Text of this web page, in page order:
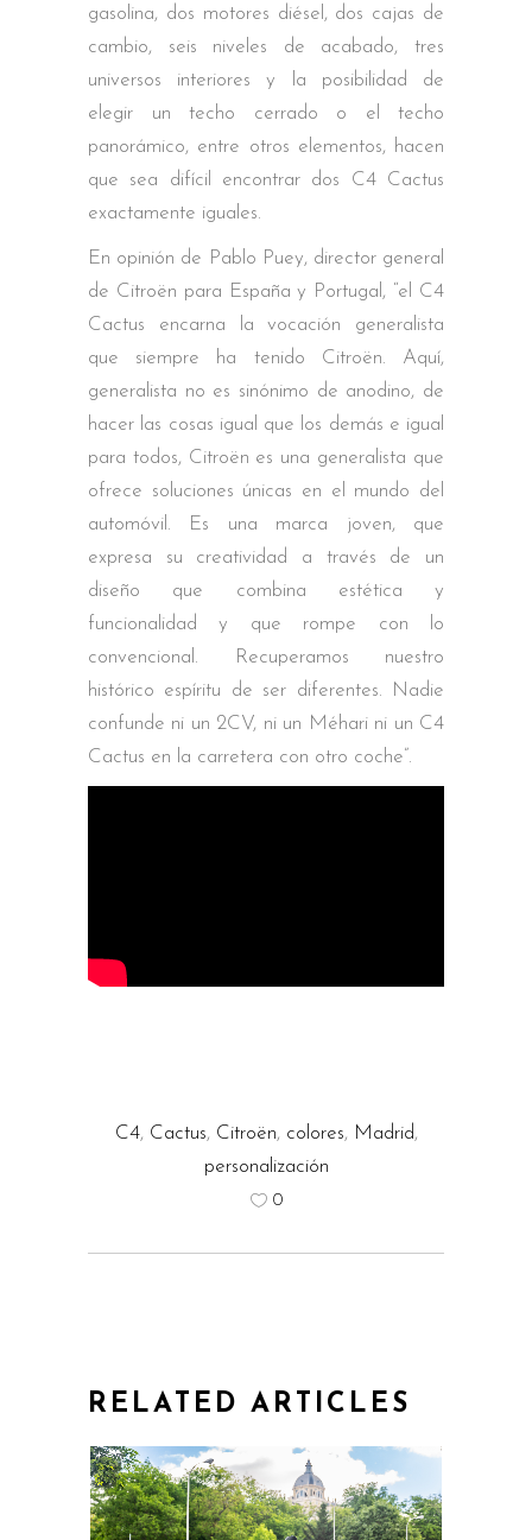
gasolina, dos motores diésel, dos cajas de
cambio, seis niveles de acabado, tres
universos interiores y la posibilidad de
elegir un techo cerrado o el techo
panorámico, entre otros elementos, hacen
que sea difícil encontrar dos C4 Cactus
exactamente iguales.
En opinión de Pablo Puey, director general
de Citroën para España y Portugal, “el C4
Cactus encarna la vocación generalista
que siempre ha tenido Citroën. Aquí,
generalista no es sinónimo de anodino, de
hacer las cosas igual que los demás e igual
para todos, Citroën es una generalista que
ofrece soluciones únicas en el mundo del
automóvil. Es una marca joven, que
expresa su creatividad a través de un
diseño que combina estética y
funcionalidad y que rompe con lo
convencional. Recuperamos nuestro
histórico espíritu de ser diferentes. Nadie
confunde ni un 2CV, ni un Méhari ni un C4
Cactus en la carretera con otro coche”.
C4, Cactus, Citroën, colores, Madrid,
personalización
0
RELATED ARTICLES